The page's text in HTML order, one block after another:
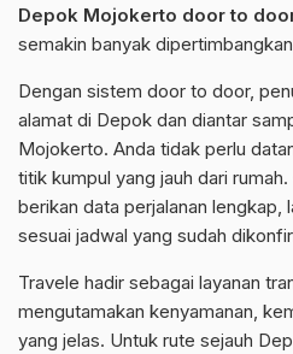
Depok Mojokerto door to
semakin banyak
Dengan sistem door to door,
alamat di Depok dan diantar
Mojokerto. Anda tidak perlu
titik kumpul yang jauh dari
berikan data perjalanan lengkap,
sesuai jadwal yang sudah
Travele hadir sebagai layanan
mengutamakan kenyamanan,
yang jelas. Untuk rute sejauh